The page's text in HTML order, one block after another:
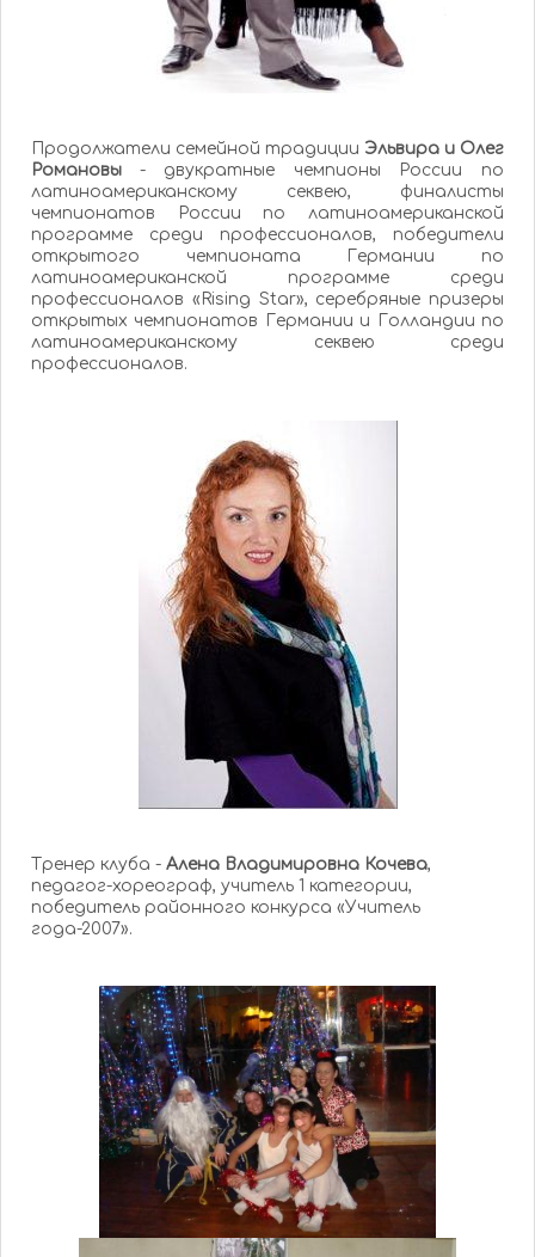
Продолжатели семейной традиции Эльвира и Олег
Романовы - двукратные чемпионы России по
латиноамериканскому секвею, финалисты
чемпионатов России по латиноамериканской
программе среди профессионалов, победители
открытого чемпионата Германии по
латиноамериканской программе среди
профессионалов «Rising Star», серебряные призеры
открытых чемпионатов Германии и Голландии по
латиноамериканскому секвею среди
профессионалов.
Тренер клуба - Алена Владимировна Кочева,
педагог-хореограф, учитель 1 категории,
победитель районного конкурса «Учитель
года-2007».